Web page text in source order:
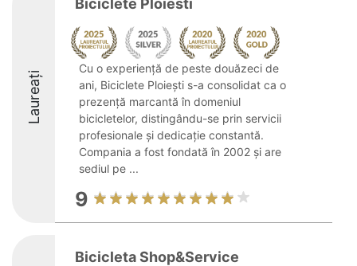
Laureați
Biciclete Ploiesti
Cu o experiență de peste douăzeci de
ani, Biciclete Ploiești s-a consolidat ca o
prezență marcantă în domeniul
bicicletelor, distingându-se prin servicii
profesionale și dedicație constantă.
Compania a fost fondată în 2002 și are
sediul pe ...
9
Bicicleta Shop&Service